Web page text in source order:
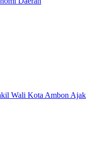
Wali Kota Ambon Ajak